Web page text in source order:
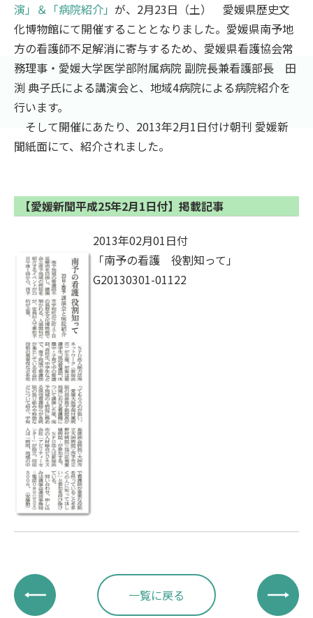
演」＆「病院紹介」 が、2月23日（土） 愛媛県歴史文
化博物館にて開催することとなりました。愛媛県南予地
方の看護師不足解消に寄与するため、愛媛県看護協会常
務理事・愛媛大学医学部附属病院 副院長兼看護部長 田
渕 典子氏による講演会と、地域4病院による病院紹介を
行います。
そして開催にあたり、2013年2月1日付け朝刊 愛媛新
聞紙面にて、紹介されました。
【愛媛新聞平成25年2月1日付】掲載記事
2013年02月01日付
「南予の看護 役割知って」
G20130301-01122
一覧に戻る